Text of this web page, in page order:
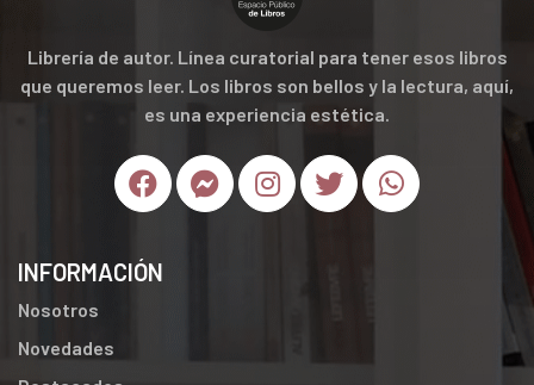
Librería de autor. Línea curatorial para tener esos libros
que queremos leer. Los libros son bellos y la lectura, aquí,
es una experiencia estética.
INFORMACIÓN
Nosotros
Novedades